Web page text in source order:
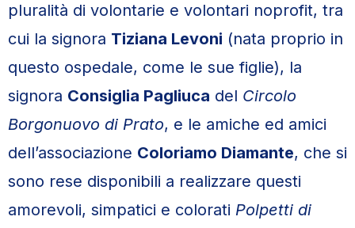
pluralità di volontarie e volontari noprofit, tra
cui la signora Tiziana Levoni (nata proprio in
questo ospedale, come le sue figlie), la
signora Consiglia Pagliuca del Circolo
Borgonuovo di Prato, e le amiche ed amici
dell’associazione Coloriamo Diamante, che si
sono rese disponibili a realizzare questi
amorevoli, simpatici e colorati Polpetti di